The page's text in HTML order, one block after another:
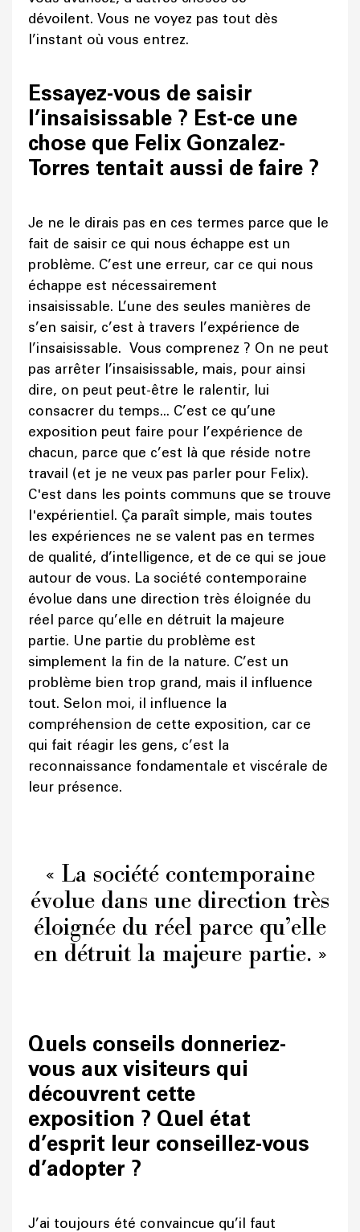
dévoilent. Vous ne voyez pas tout dès
l’instant où vous entrez.
Essayez-vous de saisir
l’insaisissable ? Est-ce une
chose que Felix Gonzalez-
Torres tentait aussi de faire ?
Je ne le dirais pas en ces termes parce que le
fait de saisir ce qui nous échappe est un
problème. C’est une erreur, car ce qui nous
échappe est nécessairement
insaisissable. L’une des seules manières de
s’en saisir, c’est à travers l’expérience de
l’insaisissable. Vous comprenez ? On ne peut
pas arrêter l’insaisissable, mais, pour ainsi
dire, on peut peut-être le ralentir, lui
consacrer du temps... C’est ce qu’une
exposition peut faire pour l’expérience de
chacun, parce que c’est là que réside notre
travail (et je ne veux pas parler pour Felix).
C'est dans les points communs que se trouve
l'expérientiel. Ça paraît simple, mais toutes
les expériences ne se valent pas en termes
de qualité, d’intelligence, et de ce qui se joue
autour de vous. La société contemporaine
évolue dans une direction très éloignée du
réel parce qu’elle en détruit la majeure
partie. Une partie du problème est
simplement la fin de la nature. C’est un
problème bien trop grand, mais il influence
tout. Selon moi, il influence la
compréhension de cette exposition, car ce
qui fait réagir les gens, c’est la
reconnaissance fondamentale et viscérale de
leur présence.
« La société contemporaine
évolue dans une direction très
éloignée du réel parce qu’elle
en détruit la majeure partie. »
Quels conseils donneriez-
vous aux visiteurs qui
découvrent cette
exposition ? Quel état
d’esprit leur conseillez-vous
d’adopter ?
J’ai toujours été convaincue qu’il faut